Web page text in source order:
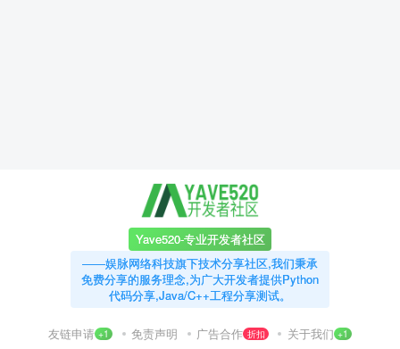
Yave520-专业开发者社区
——娱脉网络科技旗下技术分享社区,我们秉承
免费分享的服务理念,为广大开发者提供Python
代码分享,Java/C++工程分享测试。
友链申请 +1 免责声明 广告合作 折扣 关于我们 +1